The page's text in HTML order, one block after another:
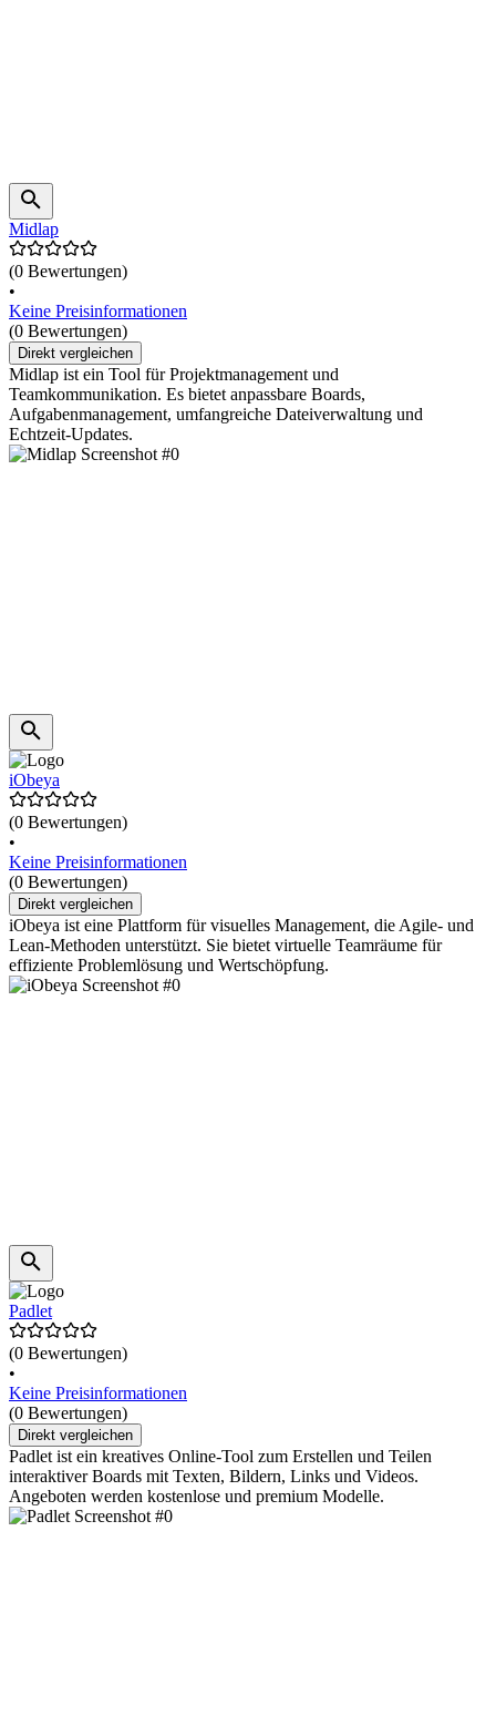
Midlap
(0 Bewertungen)
•
Keine Preisinformationen
(0 Bewertungen)
Direkt vergleichen
Midlap ist ein Tool für Projektmanagement und
Teamkommunikation. Es bietet anpassbare Boards,
Aufgabenmanagement, umfangreiche Dateiverwaltung und
Echtzeit-Updates.
iObeya
(0 Bewertungen)
•
Keine Preisinformationen
(0 Bewertungen)
Direkt vergleichen
iObeya ist eine Plattform für visuelles Management, die Agile- und
Lean-Methoden unterstützt. Sie bietet virtuelle Teamräume für
effiziente Problemlösung und Wertschöpfung.
Padlet
(0 Bewertungen)
•
Keine Preisinformationen
(0 Bewertungen)
Direkt vergleichen
Padlet ist ein kreatives Online-Tool zum Erstellen und Teilen
interaktiver Boards mit Texten, Bildern, Links und Videos.
Angeboten werden kostenlose und premium Modelle.